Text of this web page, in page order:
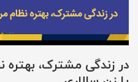
در زندگی مشترک، بهتره